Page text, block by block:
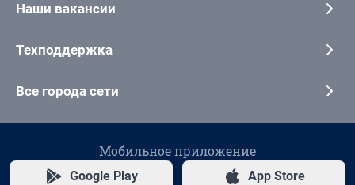
Наши вакансии
Техподдержка
Все города сети
Мобильное приложение
Google Play App Store